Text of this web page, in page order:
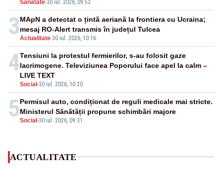
Sanatate-30 iul. 2026, 09:52
3Actualitate-30 iul. 2026, 10:16
MApN a detectat o țintă aeriană la frontiera cu Ucraina;
mesaj RO-Alert transmis în județul Tulcea
4
Social-30 iul. 2026, 10:20
Tensiuni la protestul fermierilor, s-au folosit gaze
lacrimogene. Televiziunea Poporului face apel la calm –
LIVE TEXT
5Social-30 iul. 2026, 09:31
Permisul auto, condiționat de reguli medicale mai stricte.
Ministerul Sănătății propune schimbări majore
ACTUALITATE